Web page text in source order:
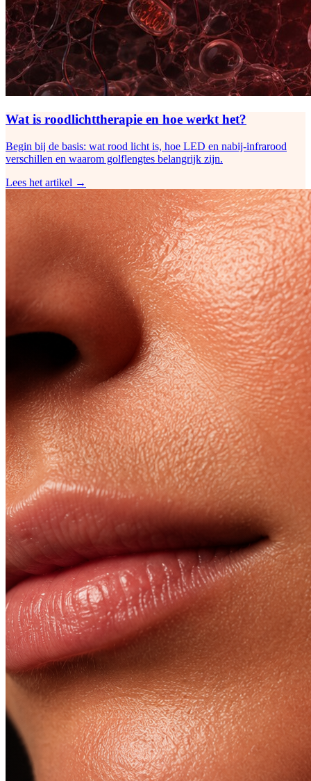
Wat is roodlichttherapie en hoe werkt het?
Begin bij de basis: wat rood licht is, hoe LED en nabij-infrarood
verschillen en waarom golflengtes belangrijk zijn.
Lees het artikel →